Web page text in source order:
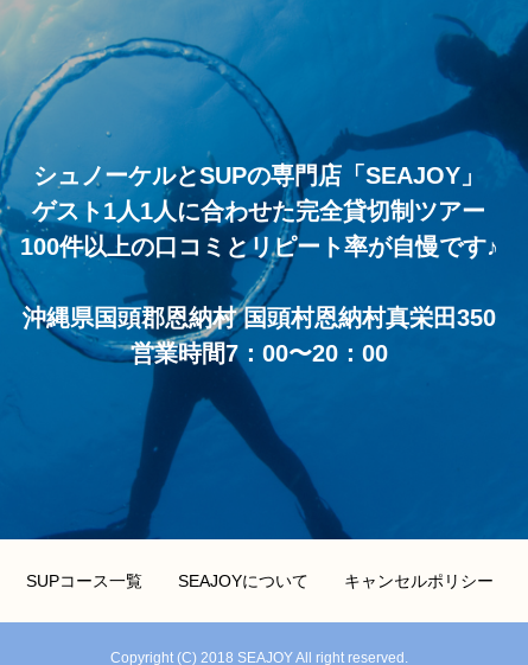
シュノーケルとSUPの専門店「SEAJOY」
ゲスト1人1人に合わせた完全貸切制ツアー
100件以上の口コミとリピート率が自慢です♪
沖縄県国頭郡恩納村 国頭村恩納村真栄田350
営業時間7：00〜20：00
SUPコース一覧 SEAJOYについて キャンセルポリシー
Copyright (C) 2018 SEAJOY All right reserved.